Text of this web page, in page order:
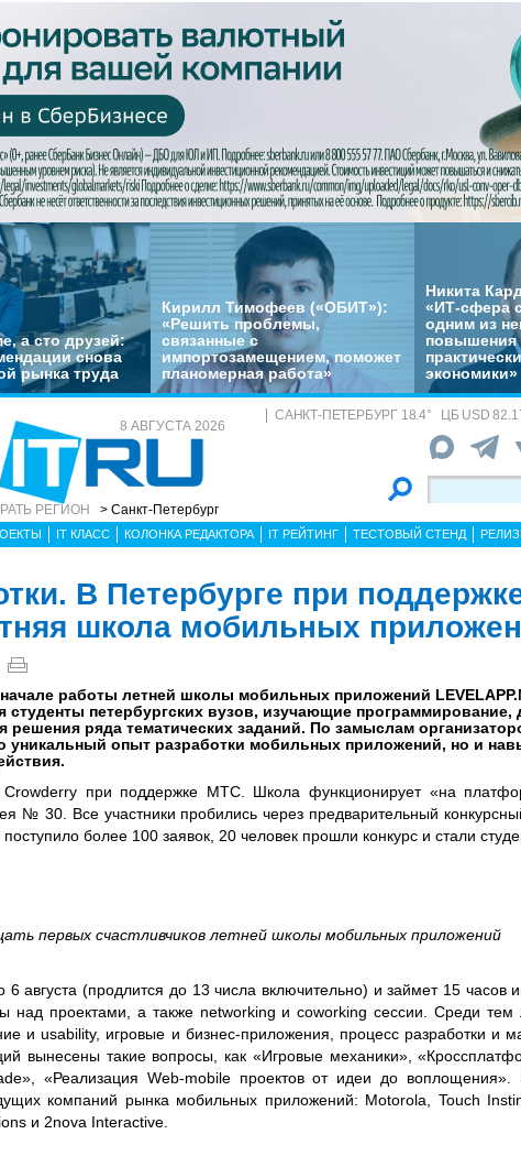
а сто друзей:
снова
рынка труда
Кирилл Тимофеев («ОБИТ»):
«Решить проблемы,
связанные с
импортозамещением, поможет
планомерная работа»
Никита
«ИТ-сфера
одним из
повышения
экономики»
8 АВГУСТА 2026
РЕГИОН > Санкт-Петербург
САНКТ-ПЕТЕРБУРГ 18.4° ЦБ USD
IT КЛАСС КОЛОНКА РЕДАКТОРА IT РЕЙТИНГ ТЕСТОВЫЙ СТЕНД
В Петербурге при
школа мобильных
работы летней школы мобильных приложений
студенты петербургских вузов, изучающие программирование,
решения ряда тематических заданий. По замыслам
уникальный опыт разработки мобильных приложений, но и
Crowderry при поддержке МТС. Школа функционирует «на
№ 30. Все участники пробились через предварительный
более 100 заявок, 20 человек прошли конкурс и стали
первых счастливчиков летней школы мобильных приложений
августа (продлится до 13 числа включительно) и займет 15 часов
над проектами, а также networking и coworking сессии. Среди тем
и usability, игровые и бизнес-приложения, процесс разработки и
вынесены такие вопросы, как «Игровые механики»,
«Реализация Web-mobile проектов от идеи до воплощения».
компаний рынка мобильных приложений: Motorola, Touch
и 2nova Interactive.